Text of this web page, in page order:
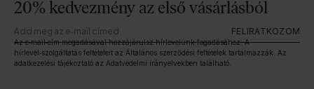
20% kedvezmény az első vásárlásból
FELIRATKOZOM
Az e‑mail‑cím megadásával hozzájárulsz hírlevelünk fogadásához. A
hírlevél‑szolgáltatás feltételeit az Általános szerződési feltételek tartalmazzák. Az
adatkezelési tájékoztató az Adatvédelmi irányelvekben található.